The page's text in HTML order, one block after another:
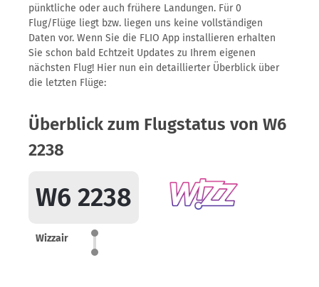
pünktliche oder auch frühere Landungen. Für 0
Flug/Flüge liegt bzw. liegen uns keine vollständigen
Daten vor. Wenn Sie die FLIO App installieren erhalten
Sie schon bald Echtzeit Updates zu Ihrem eigenen
nächsten Flug! Hier nun ein detaillierter Überblick über
die letzten Flüge:
Überblick zum Flugstatus von W6
2238
W6 2238
Wizzair